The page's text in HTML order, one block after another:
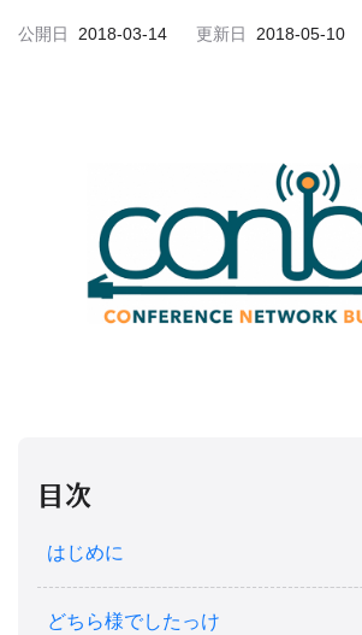
公開日 2018-03-14 更新日 2018-05-10
目次
はじめに
どちら様でしたっけ